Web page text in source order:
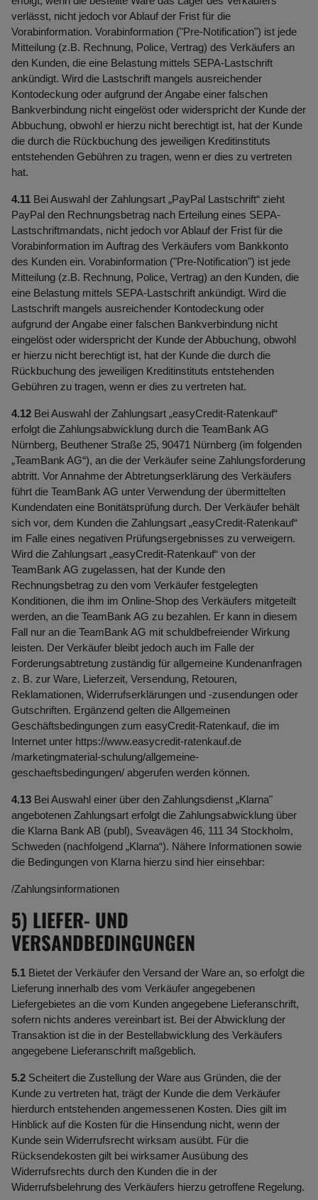
verlässt, nicht jedoch vor Ablauf der Frist für die
Vorabinformation. Vorabinformation ("Pre-Notification") ist jede
Mitteilung (z.B. Rechnung, Police, Vertrag) des Verkäufers an
den Kunden, die eine Belastung mittels SEPA-Lastschrift
ankündigt. Wird die Lastschrift mangels ausreichender
Kontodeckung oder aufgrund der Angabe einer falschen
Bankverbindung nicht eingelöst oder widerspricht der Kunde der
Abbuchung, obwohl er hierzu nicht berechtigt ist, hat der Kunde
die durch die Rückbuchung des jeweiligen Kreditinstituts
entstehenden Gebühren zu tragen, wenn er dies zu vertreten
hat.
4.11 Bei Auswahl der Zahlungsart „PayPal Lastschrift“ zieht
PayPal den Rechnungsbetrag nach Erteilung eines SEPA-
Lastschriftmandats, nicht jedoch vor Ablauf der Frist für die
Vorabinformation im Auftrag des Verkäufers vom Bankkonto
des Kunden ein. Vorabinformation ("Pre-Notification") ist jede
Mitteilung (z.B. Rechnung, Police, Vertrag) an den Kunden, die
eine Belastung mittels SEPA-Lastschrift ankündigt. Wird die
Lastschrift mangels ausreichender Kontodeckung oder
aufgrund der Angabe einer falschen Bankverbindung nicht
eingelöst oder widerspricht der Kunde der Abbuchung, obwohl
er hierzu nicht berechtigt ist, hat der Kunde die durch die
Rückbuchung des jeweiligen Kreditinstituts entstehenden
Gebühren zu tragen, wenn er dies zu vertreten hat.
4.12 Bei Auswahl der Zahlungsart „easyCredit-Ratenkauf“
erfolgt die Zahlungsabwicklung durch die TeamBank AG
Nürnberg, Beuthener Straße 25, 90471 Nürnberg (im folgenden
„TeamBank AG“), an die der Verkäufer seine Zahlungsforderung
abtritt. Vor Annahme der Abtretungserklärung des Verkäufers
führt die TeamBank AG unter Verwendung der übermittelten
Kundendaten eine Bonitätsprüfung durch. Der Verkäufer behält
sich vor, dem Kunden die Zahlungsart „easyCredit-Ratenkauf“
im Falle eines negativen Prüfungsergebnisses zu verweigern.
Wird die Zahlungsart „easyCredit-Ratenkauf“ von der
TeamBank AG zugelassen, hat der Kunde den
Rechnungsbetrag zu den vom Verkäufer festgelegten
Konditionen, die ihm im Online-Shop des Verkäufers mitgeteilt
werden, an die TeamBank AG zu bezahlen. Er kann in diesem
Fall nur an die TeamBank AG mit schuldbefreiender Wirkung
leisten. Der Verkäufer bleibt jedoch auch im Falle der
Forderungsabtretung zuständig für allgemeine Kundenanfragen
z. B. zur Ware, Lieferzeit, Versendung, Retouren,
Reklamationen, Widerrufserklärungen und -zusendungen oder
Gutschriften. Ergänzend gelten die Allgemeinen
Geschäftsbedingungen zum easyCredit-Ratenkauf, die im
Internet unter https://www.easycredit-ratenkauf.de
/marketingmaterial-schulung/allgemeine-
geschaeftsbedingungen/ abgerufen werden können.
4.13 Bei Auswahl einer über den Zahlungsdienst „Klarna"
angebotenen Zahlungsart erfolgt die Zahlungsabwicklung über
die Klarna Bank AB (publ), Sveavägen 46, 111 34 Stockholm,
Schweden (nachfolgend „Klarna“). Nähere Informationen sowie
die Bedingungen von Klarna hierzu sind hier einsehbar:
/Zahlungsinformationen
5) LIEFER- UND
VERSANDBEDINGUNGEN
5.1 Bietet der Verkäufer den Versand der Ware an, so erfolgt die
Lieferung innerhalb des vom Verkäufer angegebenen
Liefergebietes an die vom Kunden angegebene Lieferanschrift,
sofern nichts anderes vereinbart ist. Bei der Abwicklung der
Transaktion ist die in der Bestellabwicklung des Verkäufers
angegebene Lieferanschrift maßgeblich.
5.2 Scheitert die Zustellung der Ware aus Gründen, die der
Kunde zu vertreten hat, trägt der Kunde die dem Verkäufer
hierdurch entstehenden angemessenen Kosten. Dies gilt im
Hinblick auf die Kosten für die Hinsendung nicht, wenn der
Kunde sein Widerrufsrecht wirksam ausübt. Für die
Rücksendekosten gilt bei wirksamer Ausübung des
Widerrufsrechts durch den Kunden die in der
Widerrufsbelehrung des Verkäufers hierzu getroffene Regelung.